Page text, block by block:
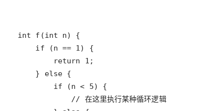
            // 在这里执行某种循环逻辑